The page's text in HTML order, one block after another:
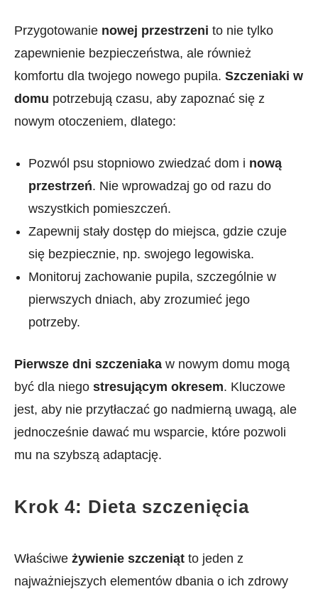
Przygotowanie nowej przestrzeni to nie tylko
zapewnienie bezpieczeństwa, ale również
komfortu dla twojego nowego pupila. Szczeniaki w
domu potrzebują czasu, aby zapoznać się z
nowym otoczeniem, dlatego:
Pozwól psu stopniowo zwiedzać dom i nową
przestrzeń. Nie wprowadzaj go od razu do
wszystkich pomieszczeń.
Zapewnij stały dostęp do miejsca, gdzie czuje
się bezpiecznie, np. swojego legowiska.
Monitoruj zachowanie pupila, szczególnie w
pierwszych dniach, aby zrozumieć jego
potrzeby.
Pierwsze dni szczeniaka w nowym domu mogą
być dla niego stresującym okresem. Kluczowe
jest, aby nie przytłaczać go nadmierną uwagą, ale
jednocześnie dawać mu wsparcie, które pozwoli
mu na szybszą adaptację.
Krok 4: Dieta szczenięcia
Właściwe żywienie szczeniąt to jeden z
najważniejszych elementów dbania o ich zdrowy